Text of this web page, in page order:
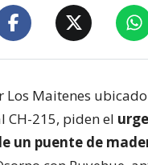
Los Maitenes
CH-215, piden el
un puente de